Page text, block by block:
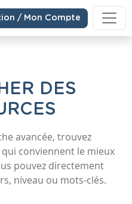
/ Mon Compte
DES
avancée, trouvez
conviennent le mieux
pouvez directement
niveau ou mots-clés.